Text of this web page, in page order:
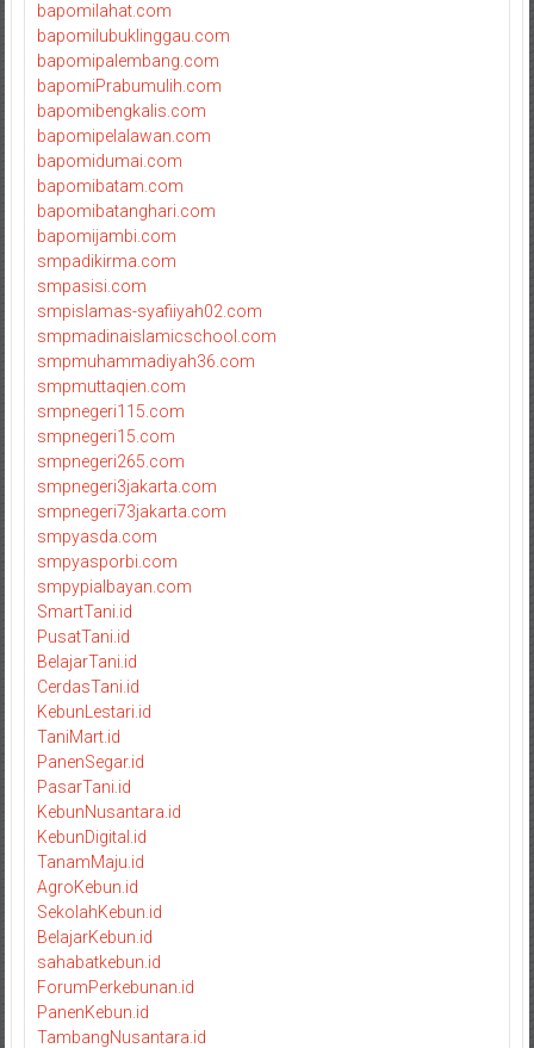
bapomilahat.com
bapomilubuklinggau.com
bapomipalembang.com
bapomiPrabumulih.com
bapomibengkalis.com
bapomipelalawan.com
bapomidumai.com
bapomibatam.com
bapomibatanghari.com
bapomijambi.com
smpadikirma.com
smpasisi.com
smpislamas-syafiiyah02.com
smpmadinaislamicschool.com
smpmuhammadiyah36.com
smpmuttaqien.com
smpnegeri115.com
smpnegeri15.com
smpnegeri265.com
smpnegeri3jakarta.com
smpnegeri73jakarta.com
smpyasda.com
smpyasporbi.com
smpypialbayan.com
SmartTani.id
PusatTani.id
BelajarTani.id
CerdasTani.id
KebunLestari.id
TaniMart.id
PanenSegar.id
PasarTani.id
KebunNusantara.id
KebunDigital.id
TanamMaju.id
AgroKebun.id
SekolahKebun.id
BelajarKebun.id
sahabatkebun.id
ForumPerkebunan.id
PanenKebun.id
TambangNusantara.id